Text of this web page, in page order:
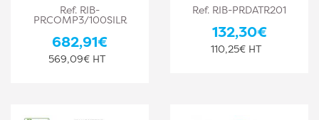
Ref. RIB-
PRCOMP3/100SILR
682,91€
569,09€ HT
Ref. RIB-PRDATR201
132,30€
110,25€ HT